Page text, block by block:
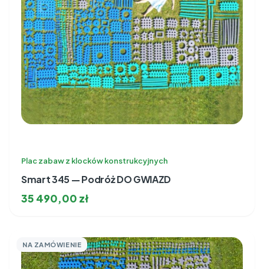
Plac zabaw z klocków konstrukcyjnych
Smart 345 — Podróż DO GWIAZD
35 490,00 zł
NA ZAMÓWIENIE